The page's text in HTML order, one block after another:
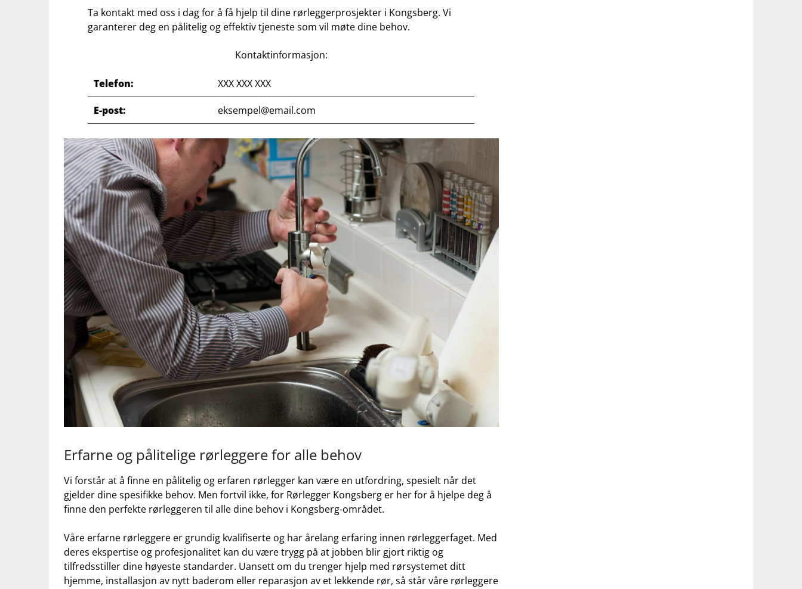
Ta kontakt⁤ med​ oss i‍ dag for⁤ å få hjelp til ​dine ‌rørleggerprosjekter ⁤i ⁤Kongsberg.​ Vi​
garanterer deg ‌en‌ pålitelig​ og effektiv ⁣tjeneste⁢ som vil møte dine ⁣behov.
Kontaktinformasjon:
Telefon: XXX XXX XXX
E-post: eksempel@email.com
Erfarne ​og pålitelige rørleggere for alle behov
Vi forstår ‍at å finne en ⁣pålitelig og ⁤erfaren​ rørlegger kan være en⁣ utfordring, spesielt når det
gjelder dine spesifikke behov. Men fortvil ikke, for Rørlegger Kongsberg er her​ for ‍å hjelpe deg​ å
finne den perfekte rørleggeren til⁢ alle dine behov i Kongsberg-området.
Våre erfarne rørleggere er grundig kvalifiserte ⁣og har årelang erfaring innen rørleggerfaget. Med
deres ekspertise og profesjonalitet kan du være trygg på at​ jobben⁢ blir gjort riktig og
tilfredsstiller dine høyeste standarder. Uansett om du trenger ⁢hjelp med rørsystemet ditt⁢
hjemme, installasjon⁤ av⁤ nytt baderom ⁣eller‌ reparasjon ⁣av et lekkende rør, så står våre rørleggere​